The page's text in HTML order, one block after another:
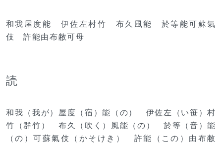
和我屋度能 伊佐左村竹 布久風能 於等能可蘇氣
伎 許能由布敝可母
読
和我（我が）屋度（宿）能（の） 伊佐左（い笹）村
竹（群竹） 布久（吹く）風能（の） 於等（音）能
（の）可蘇氣伎（かそけき） 許能（この）由布敝